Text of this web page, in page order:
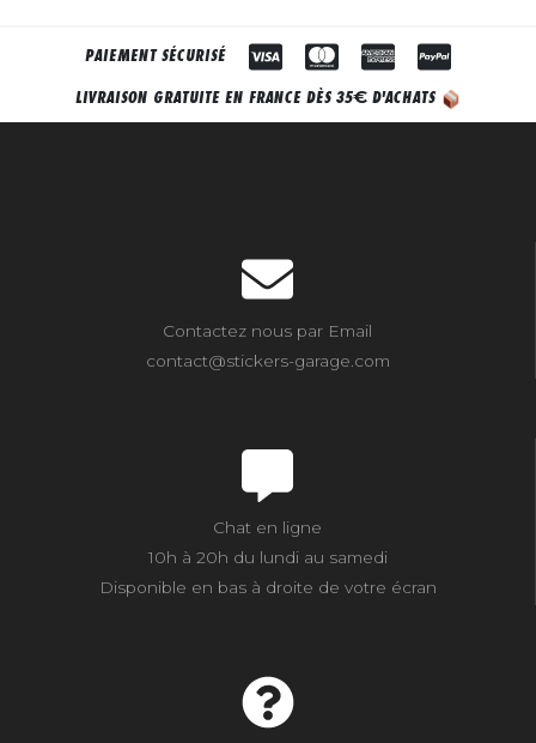
PAIEMENT SÉCURISÉ
LIVRAISON GRATUITE EN FRANCE DÈS 35€ D'ACHATS
Contactez nous par Email
contact@stickers-garage.com
Chat en ligne
10h à 20h du lundi au samedi
Disponible en bas à droite de votre écran